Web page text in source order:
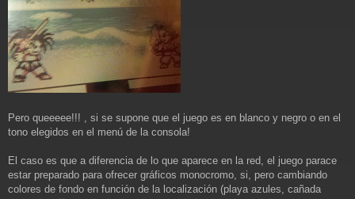
Pero queeeee!!! , si se supone que el juego es en blanco y negro o en el
tono elegidos en el menú de la consola!
El caso es que a diferencia de lo que aparece en la red, el juego parace
estar preparado para ofrecer gráficos monocromo, si, pero cambiando
colores de fondo en función de la localización (playa azules, cañada